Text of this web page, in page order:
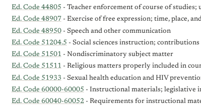
Ed. Code 44805 - Teacher enforcement of course of
Ed. Code 48907 - Exercise of free expression; time, place,
Ed. Code 48950- Speech and other communication
Ed. Code 51204.5 - Social sciences instruction; contributions
Ed. Code 51501 - Nondiscriminatory subject matter
Ed. Code 51511 - Religious matters properly included in
Ed. Code 51933 - Sexual health education and HIV
Ed. Code 60000-60005 - Instructional materials; legislative
Ed. Code 60040-60052- Requirements for instructional